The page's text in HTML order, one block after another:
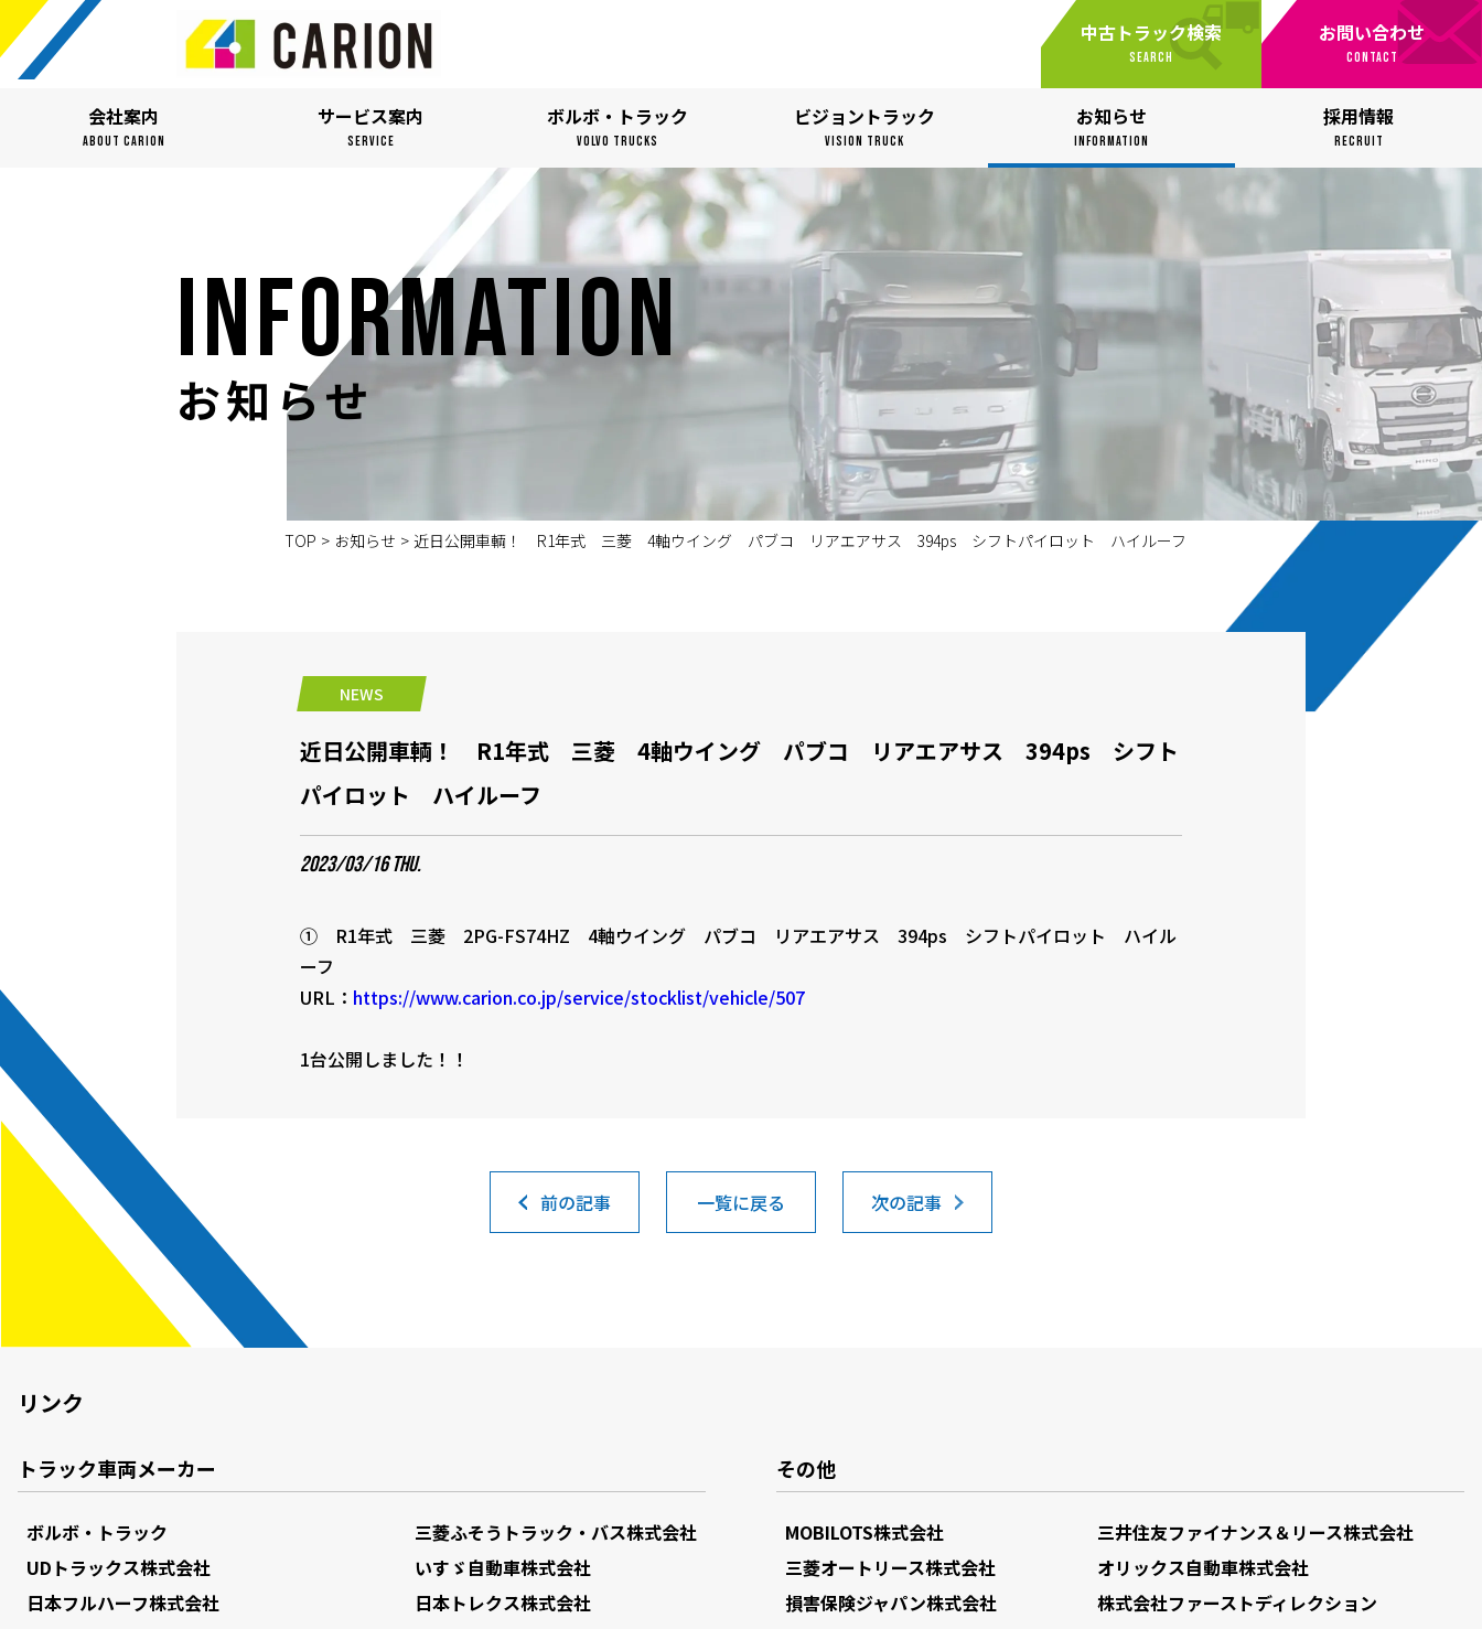
中古トラック検索
SEARCH
お問い合わせ
CONTACT
会社案内
ABOUT CARION
サービス案内
SERVICE
ボルボ・トラック
VOLVO TRUCKS
ビジョントラック
VISION TRUCK
お知らせ
INFORMATION
採用情報
RECRUIT
INFORMATION
お知らせ
TOP > お知らせ > 近日公開車輌！ R1年式 三菱 4軸ウイング パブコ リアエアサス 394ps シフトパイロット ハイルーフ
NEWS
近日公開車輌！ R1年式 三菱 4軸ウイング パブコ リアエアサス 394ps シフト
パイロット ハイルーフ
2023/03/16 THU.
① R1年式 三菱 2PG-FS74HZ 4軸ウイング パブコ リアエアサス 394ps シフトパイロット ハイル
ーフ
URL： https://www.carion.co.jp/service/stocklist/vehicle/507
1台公開しました！！
前の記事 一覧に戻る 次の記事
リンク
トラック車両メーカー
ボルボ・トラック
UDトラックス株式会社
日本フルハーフ株式会社
三菱ふそうトラック・バス株式会社
いすゞ自動車株式会社
日本トレクス株式会社
その他
MOBILOTS株式会社
三菱オートリース株式会社
損害保険ジャパン株式会社
三井住友ファイナンス＆リース株式会社
オリックス自動車株式会社
株式会社ファーストディレクション